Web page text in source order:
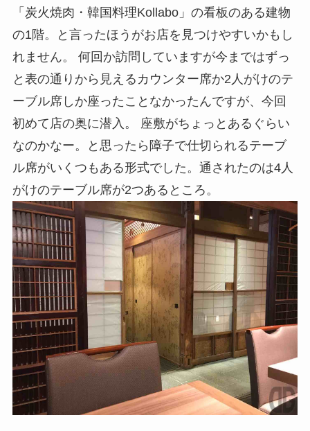
「炭火焼肉・韓国料理Kollabo」の看板のある建物
の1階。と言ったほうがお店を見つけやすいかもし
れません。 何回か訪問していますが今まではずっ
と表の通りから見えるカウンター席か2人がけのテ
ーブル席しか座ったことなかったんですが、今回
初めて店の奥に潜入。 座敷がちょっとあるぐらい
なのかなー。と思ったら障子で仕切られるテーブ
ル席がいくつもある形式でした。通されたのは4人
がけのテーブル席が2つあるところ。